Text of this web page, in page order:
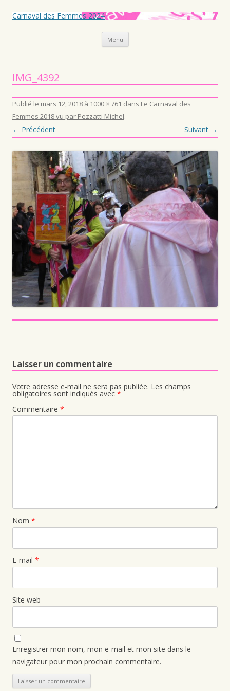
Carnaval des Femmes 2024
Menu Aller au contenu principal
IMG_4392
Publié le mars 12, 2018 à 1000 × 761 dans Le Carnaval des
Femmes 2018 vu par Pezzatti Michel.
← Précédent Suivant →
Laisser un commentaire
Votre adresse e-mail ne sera pas publiée. Les champs
obligatoires sont indiqués avec *
Commentaire *
Nom *
E-mail *
Site web
Enregistrer mon nom, mon e-mail et mon site dans le
navigateur pour mon prochain commentaire.